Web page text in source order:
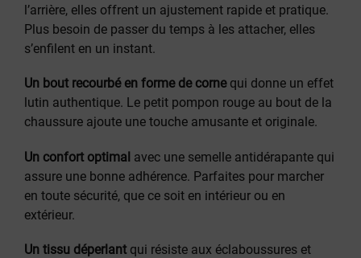
l’arrière, elles offrent un ajustement rapide et pratique.
Plus besoin de passer du temps à les attacher, elles
s’enfilent en un instant.
Un bout recourbé en forme de cornequi donne un effet
lutin authentique. Le petit pompon rouge au bout de la
chaussure ajoute une touche amusante et originale.
Un confort optimal avec une semelle antidérapante qui
assure une bonne adhérence. Parfaites pour marcher
en toute sécurité, que ce soit en intérieur ou en
extérieur.
Un tissu déperlant qui résiste aux éclaboussures et